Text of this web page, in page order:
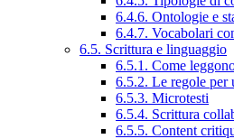
6.4.6. Ontologie e
6.4.7. Vocabolari
6.5. Scrittura e linguaggio
6.5.1. Come
6.5.2. Le regole per
6.5.3. Microtesti
6.5.4. Scrittura
6.5.5. Content